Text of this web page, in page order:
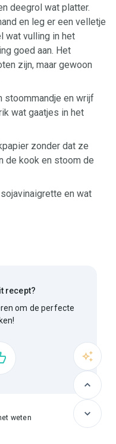
deegrol wat platter.
en leg er een velletje
wat vulling in het
goed aan. Het
zijn, maar gewoon
stoommandje en wrijf
wat gaatjes in het
zonder dat ze
de kook en stoom de
en wat
recept?
om de perfecte
weten